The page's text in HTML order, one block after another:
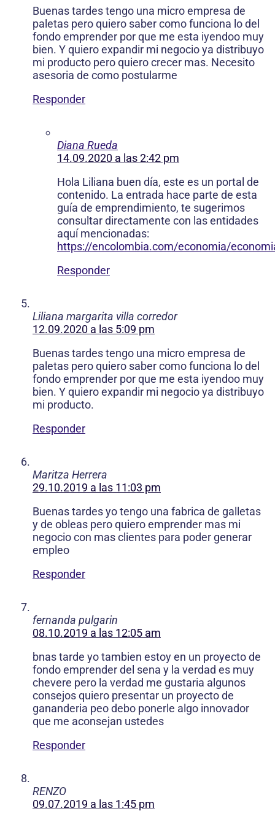
Buenas tardes tengo una micro empresa de
paletas pero quiero saber como funciona lo del
fondo emprender por que me esta iyendoo muy
bien. Y quiero expandir mi negocio ya distribuyo
mi producto pero quiero crecer mas. Necesito
asesoria de como postularme
Responder
Diana Rueda
14.09.2020 a las 2:42 pm
Hola Liliana buen día, este es un portal de
contenido. La entrada hace parte de esta
guía de emprendimiento, te sugerimos
consultar directamente con las entidades
aquí mencionadas:
https://encolombia.com/economia/
Responder
Liliana margarita villa corredor
12.09.2020 a las 5:09 pm
Buenas tardes tengo una micro empresa de
paletas pero quiero saber como funciona lo del
fondo emprender por que me esta iyendoo muy
bien. Y quiero expandir mi negocio ya distribuyo
mi producto.
Responder
Maritza Herrera
29.10.2019 a las 11:03 pm
Buenas tardes yo tengo una fabrica de galletas
y de obleas pero quiero emprender mas mi
negocio con mas clientes para poder generar
empleo
Responder
fernanda pulgarin
08.10.2019 a las 12:05 am
bnas tarde yo tambien estoy en un proyecto de
fondo emprender del sena y la verdad es muy
chevere pero la verdad me gustaria algunos
consejos quiero presentar un proyecto de
gananderia peo debo ponerle algo innovador
que me aconsejan ustedes
Responder
RENZO
09.07.2019 a las 1:45 pm